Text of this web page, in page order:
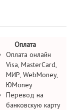
Оплата
Оплата онлайн
Visa, MasterCard,
МИР, WebMoney,
ЮMoney
Перевод на
банковскую карту